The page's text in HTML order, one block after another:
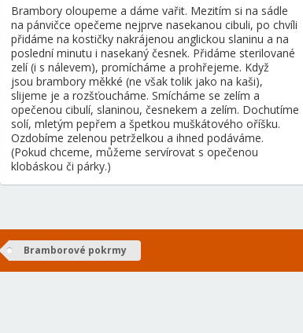
Brambory oloupeme a dáme vařit. Mezitím si na sádle
na pánvičce opečeme nejprve nasekanou cibuli, po chvíli
přidáme na kostičky nakrájenou anglickou slaninu a na
poslední minutu i nasekaný česnek. Přidáme sterilované
zelí (i s nálevem), promícháme a prohřejeme. Když
jsou brambory měkké (ne však tolik jako na kaši),
slijeme je a rozšťoucháme. Smícháme se zelím a
opečenou cibulí, slaninou, česnekem a zelím. Dochutíme
solí, mletým pepřem a špetkou muškátového oříšku.
Ozdobíme zelenou petrželkou a ihned podáváme.
(Pokud chceme, můžeme servírovat s opečenou
klobáskou či párky.)
Bramborové pokrmy